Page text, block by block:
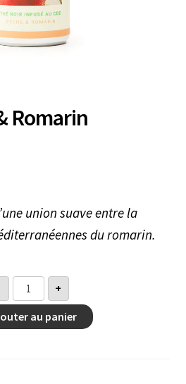
Romarin
union suave entre la
du romarin.
quantité
Jane
Pêche
&
+
au panier